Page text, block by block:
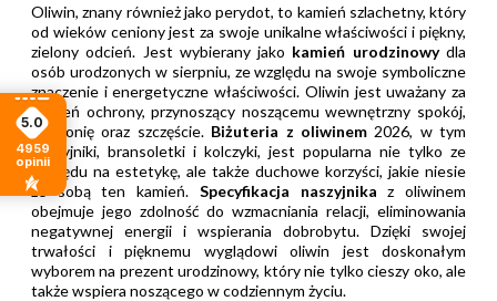
Oliwin, znany również jako perydot, to kamień szlachetny, który
od wieków ceniony jest za swoje unikalne właściwości i piękny,
zielony odcień. Jest wybierany jako kamień urodzinowydla
osób urodzonych w sierpniu, ze względu na swoje symboliczne
znaczenie i energetyczne właściwości. Oliwin jest uważany za
kamień ochrony, przynoszący noszącemu wewnętrzny spokój,
harmonię oraz szczęście. Biżuteria z oliwinem 2026, w tym
naszyjniki, bransoletki i kolczyki, jest popularna nie tylko ze
względu na estetykę, ale także duchowe korzyści, jakie niesie
ze sobą ten kamień. Specyfikacja naszyjnika z oliwinem
obejmuje jego zdolność do wzmacniania relacji, eliminowania
negatywnej energii i wspierania dobrobytu. Dzięki swojej
trwałości i pięknemu wyglądowi oliwin jest doskonałym
wyborem na prezent urodzinowy, który nie tylko cieszy oko, ale
także wspiera noszącego w codziennym życiu.
5.0
4959
opinii